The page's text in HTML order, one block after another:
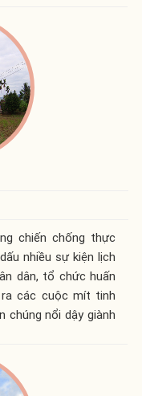
chiến chống thực
nhiều sự kiện lịch
dân, tổ chức huấn
ra các cuộc mít tinh
chúng nổi dậy giành